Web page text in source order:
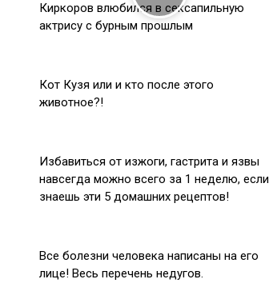
Киркоров влюбился в сексапильную
актрису с бурным прошлым
Кот Кузя или и кто после этого
животное?!
Избавиться от изжоги, гастрита и язвы
навсегда можно всего за 1 неделю, если
знаешь эти 5 домашних рецептов!
Все болезни человека написаны на его
лице! Весь перечень недугов.